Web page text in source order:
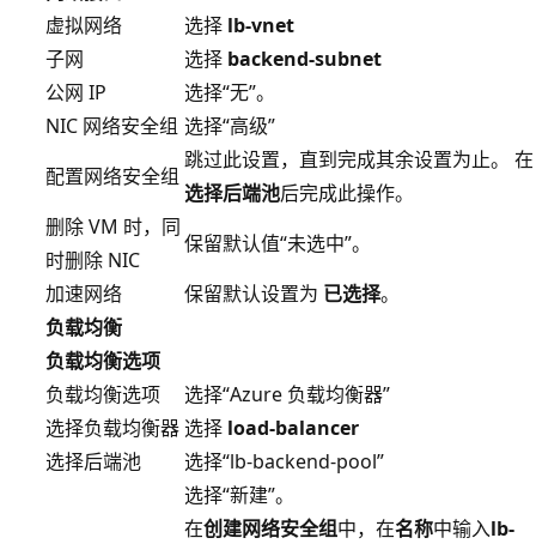
虚拟网络
选择 lb-vnet
子网
选择 backend-subnet
公网 IP
选择“无”。
NIC 网络安全组 选择“高级”
配置网络安全组
跳过此设置，直到完成其余设置为止。 在
选择后端池后完成此操作。
删除 VM 时，同
时删除 NIC
保留默认值“未选中”。
加速网络
保留默认设置为 已选择。
负载均衡
负载均衡选项
负载均衡选项
选择“Azure 负载均衡器”
选择负载均衡器选择 load-balancer
选择后端池
选择“lb-backend-pool”
选择“新建”。
在创建网络安全组中，在名称中输入lb-